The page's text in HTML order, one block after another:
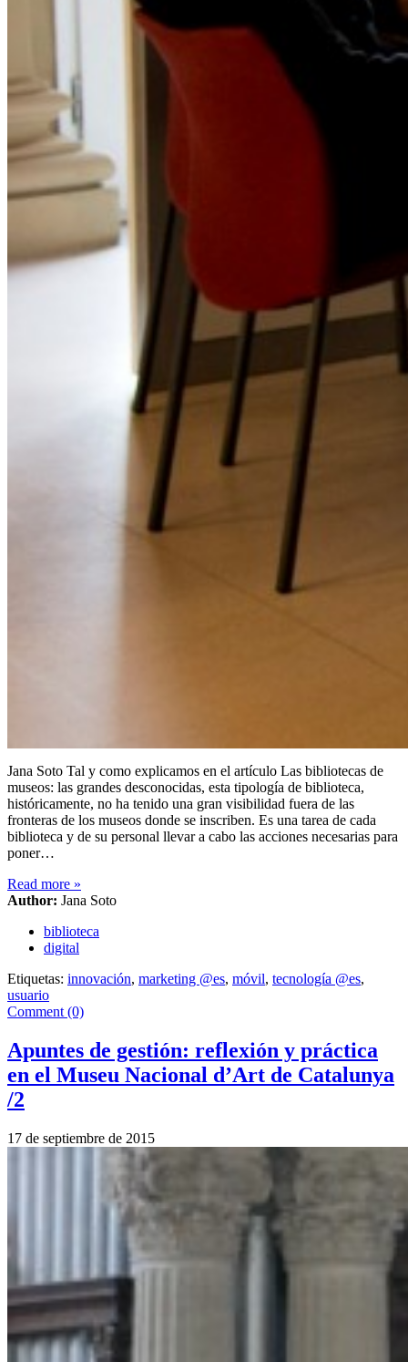
Jana Soto Tal y como explicamos en el artículo Las bibliotecas de
museos: las grandes desconocidas, esta tipología de biblioteca,
históricamente, no ha tenido una gran visibilidad fuera de las
fronteras de los museos donde se inscriben. Es una tarea de cada
biblioteca y de su personal llevar a cabo las acciones necesarias para
poner…
Read more »
Author: Jana Soto
biblioteca
digital
Etiquetas: innovación, marketing @es, móvil, tecnología @es,
usuario
Comment (0)
Apuntes de gestión: reflexión y práctica
en el Museu Nacional d’Art de Catalunya
/2
17 de septiembre de 2015